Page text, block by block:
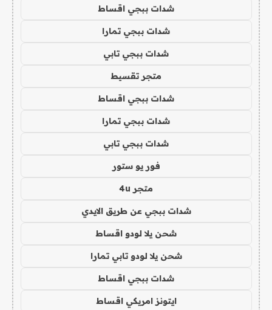
شدات ببجي اقساط
شدات ببجي تمارا
شدات ببجي تابي
متجر تقسيط
شدات ببجي اقساط
شدات ببجي تمارا
شدات ببجي تابي
فور يو ستور
متجر 4u
شدات ببجي عن طريق الايدي
شحن يلا لودو اقساط
شحن يلا لودو تابي تمارا
شدات ببجي اقساط
ايتونز امريكي اقساط